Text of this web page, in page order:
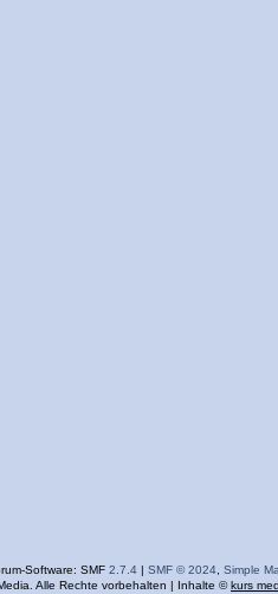
Software: SMF 2.7.4 | SMF © 2024 Simple
Alle Rechte vorbehalten | Inhalte ©kurs